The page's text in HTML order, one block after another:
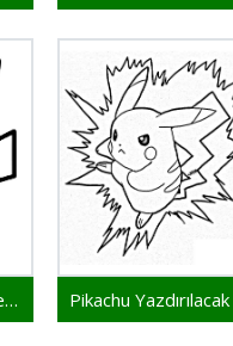
Pikachu Yazdırılır Resim